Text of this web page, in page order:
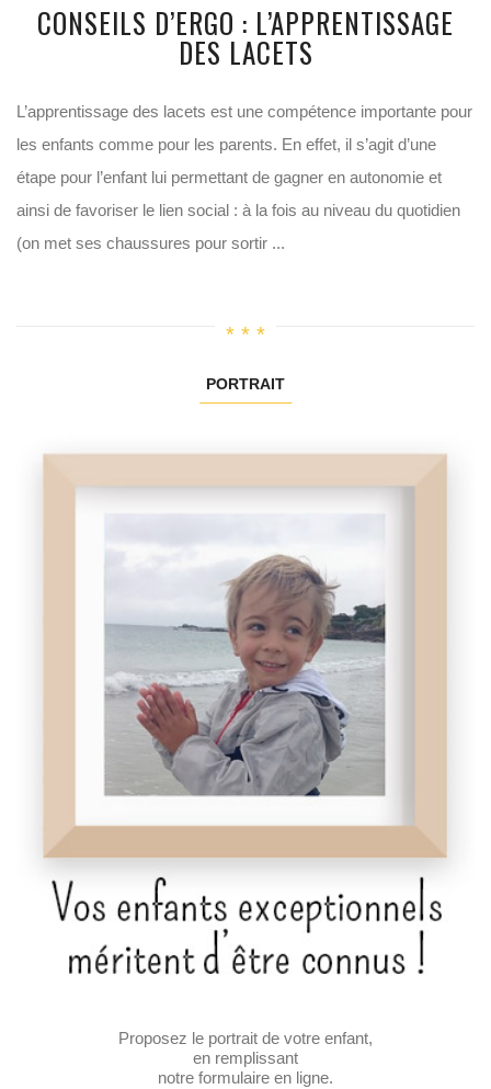
CONSEILS D’ERGO : L’APPRENTISSAGE
DES LACETS
L’apprentissage des lacets est une compétence importante pour
les enfants comme pour les parents. En effet, il s’agit d’une
étape pour l’enfant lui permettant de gagner en autonomie et
ainsi de favoriser le lien social : à la fois au niveau du quotidien
(on met ses chaussures pour sortir ...
PORTRAIT
Proposez le portrait de votre enfant,
en remplissant
notre formulaire en ligne.